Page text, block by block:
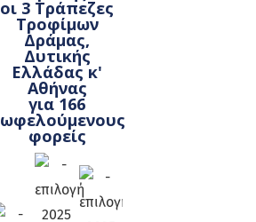
οι 3 Τράπεζες
Τροφίμων
Δράμας,
Δυτικής
Ελλάδας κ'
Αθήνας
για 166
ωφελούμενους
φορείς